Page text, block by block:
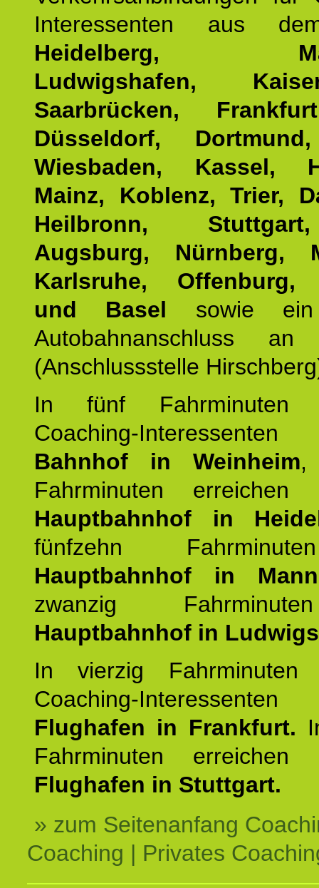
Interessenten aus
Heidelberg,
Ludwigshafen,
Saarbrücken,
Düsseldorf,
Wiesbaden, Kassel,
Mainz, Koblenz, Trier,
Heilbronn,
Augsburg, Nürnberg,
Karlsruhe, Offenburg,
und Basel sowie ein
Autobahnanschluss
(Anschlussstelle
In fünf Fahrminuten
Coaching-
Bahnhof in Weinheim,
Fahrminuten
Hauptbahnhof in
fünfzehn
Hauptbahnhof in
zwanzig
Hauptbahnhof in
In vierzig Fahrminuten
Coaching-
Flughafen in Frankfurt.
Fahrminuten
Flughafen in Stuttgart.
» zum Seitenanfang
Coaching | Privates